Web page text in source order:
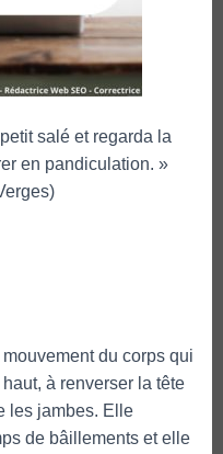
salé et regarda la
en pandiculation. »
du corps qui
à renverser la tête
les jambes. Elle
de bâillements et elle